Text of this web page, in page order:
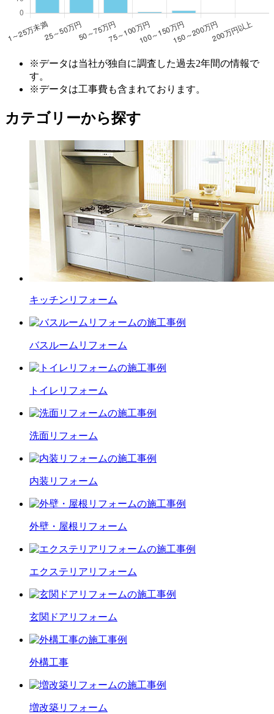
※データは当社が独自に調査した過去2年間の情報で
す。
※データは工事費も含まれております。
カテゴリーから探す
キッチン リフォーム
バスルーム リフォーム
トイレ リフォーム
洗面リフォーム
内装 リフォーム
外壁・屋根 リフォーム
エクステリア リフォーム
玄関ドア リフォーム
外構工事
増改築リフォーム